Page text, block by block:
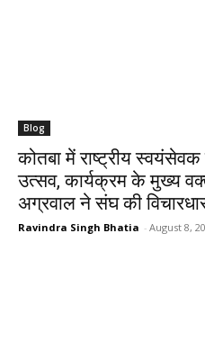
Blog
कोतबा में राष्ट्रीय
उत्सव, कार्यक्रम के मुख्य
अग्रवाल ने संघ की
Ravindra Singh Bhatia - August 8,